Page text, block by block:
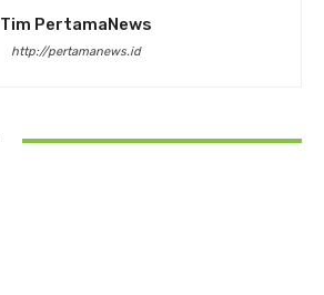
Tim PertamaNews
http://pertamanews.id